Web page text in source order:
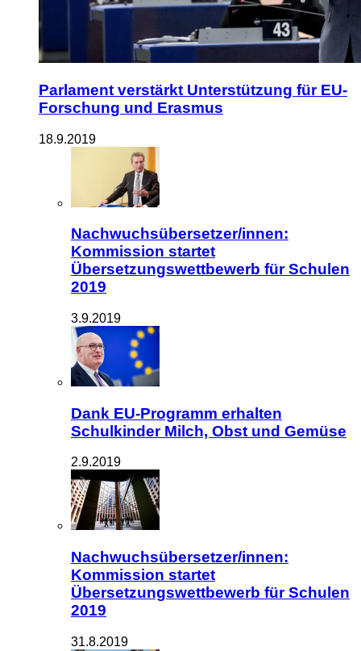
Parlament verstärkt Unterstützung für EU-
Forschung und Erasmus
18.9.2019
Nachwuchsübersetzer/innen:
Kommission startet
Übersetzungswettbewerb für Schulen
2019
3.9.2019
Dank EU-Programm erhalten
Schulkinder Milch, Obst und Gemüse
2.9.2019
Nachwuchsübersetzer/innen:
Kommission startet
Übersetzungswettbewerb für Schulen
2019
31.8.2019